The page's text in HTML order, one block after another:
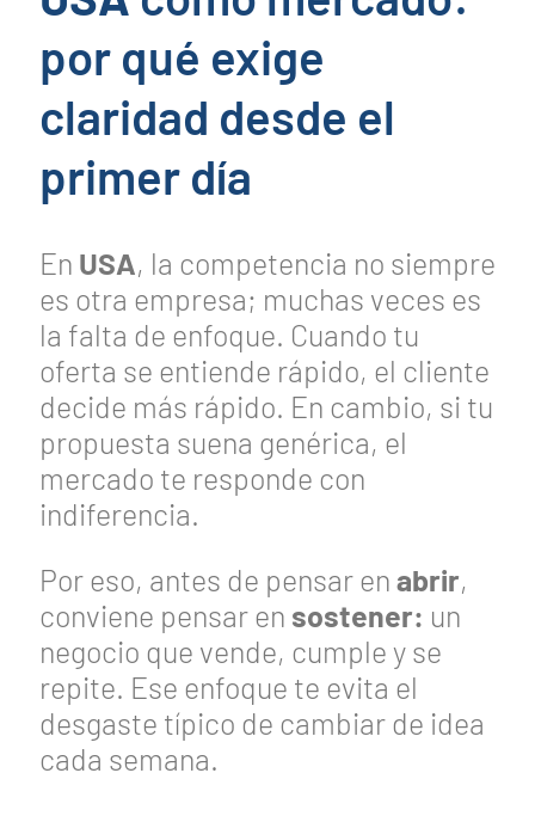
por qué exige
claridad desde el
primer día
En USA, la competencia no siempre
es otra empresa; muchas veces es
la falta de enfoque. Cuando tu
oferta se entiende rápido, el cliente
decide más rápido. En cambio, si tu
propuesta suena genérica, el
mercado te responde con
indiferencia.
Por eso, antes de pensar en abrir,
conviene pensar en sostener: un
negocio que vende, cumple y se
repite. Ese enfoque te evita el
desgaste típico de cambiar de idea
cada semana.